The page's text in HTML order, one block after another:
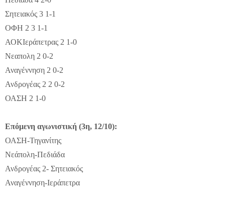
Σητειακός 3 1-1
ΟΦΗ 2 3 1-1
ΑΟΚΙεράπετρας 2 1-0
Νεαπολη 2 0-2
Αναγέννηση 2 0-2
Ανδρογέας 2 2 0-2
ΟΑΣΗ 2 1-0
Επόμενη αγωνιστική (3η, 12/10):
ΟΑΣΗ-Τηγανίτης
Νεάπολη-Πεδιάδα
Ανδρογέας 2- Σητειακός
Αναγέννηση-Ιεράπετρα